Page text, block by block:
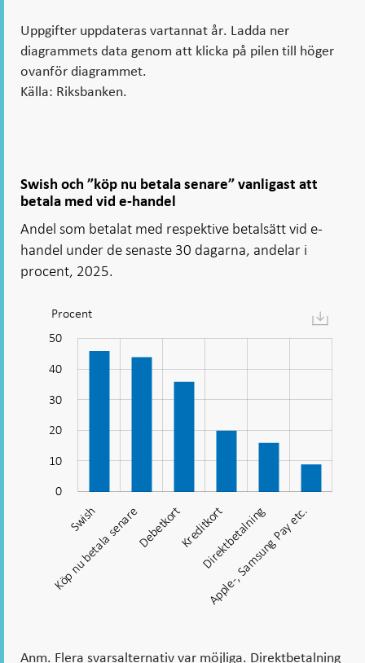
Uppgifter uppdateras vartannat år. Ladda ner
diagrammets data genom att klicka på pilen till höger
ovanför diagrammet.
Källa: Riksbanken.
Swish och ”köp nu betala senare” vanligast att
betala med vid e-handel
Andel som betalat med respektive betalsätt vid e-
handel under de senaste 30 dagarna, andelar i
procent, 2025.
Diagram:
Swish
betala
vanligast
handel
Procent
0
10
20
30
40
50
Apple-, Samsung Pay etc.
Swish
Köp nu betala senareDebetkortKreditkort
Direktbetalning
Apple-, Samsung Pay etc.
Anm. Flera svarsalternativ var möjliga. Direktbetalning